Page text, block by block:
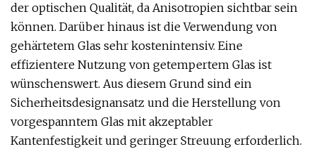
der optischen Qualität, da Anisotropien sichtbar sein
können. Darüber hinaus ist die Verwendung von
gehärtetem Glas sehr kostenintensiv. Eine
effizientere Nutzung von getempertem Glas ist
wünschenswert. Aus diesem Grund sind ein
Sicherheitsdesignansatz und die Herstellung von
vorgespanntem Glas mit akzeptabler
Kantenfestigkeit und geringer Streuung erforderlich.